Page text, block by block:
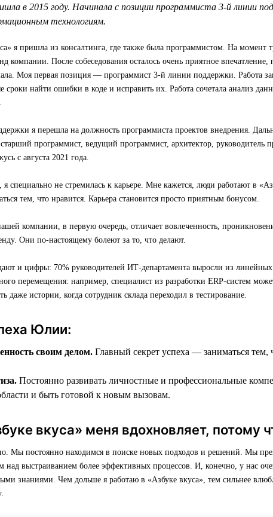
в 2015 году. Начинала с позиции программиста 3-й линии
технологиям.
я пришла из консалтинга, где также была программистом. На момент
компании. После собеседования осталось очень приятное
Моя первая позиция — программист 3-й линии поддержки. Работа
сроки найти ошибки в коде и исправить их. Работа сочетала анализ
я перешла на должность программиста проектов внедрения.
программист, ведущий программист, архитектор, руководитель
с августа 2021 года.
специально не стремилась к карьере. Мне кажется, люди работают в
тем, что нравится. Карьера становится просто приятным бонусом.
компании, в первую очередь, отличает вовлеченность,
Они по-настоящему болеют за то, что делают.
и цифры: 70% руководителей ИТ-департамента выросли из
перемещения: например, специалист из разработки ERP-систем
даже истории, когда сотрудник склада переходил в тестирование.
Юлии:
своим делом. Главный секрет успеха — заниматься тем,
Постоянно развивать личностные и профессиональные
и быть готовой к новым вызовам.
вкуса» меня вдохновляет, потому
Мы постоянно находимся в поиске новых подходов и решений. Мы
над выстраиванием более эффективных процессов. И, конечно, у нас
знаниями. Чем дольше я работаю в «Азбуке вкуса», тем сильнее